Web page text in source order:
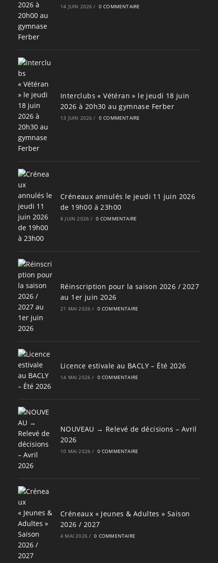
14 JUIN 2026 / 0 COMMENTAIRE
Interclubs « Vétéran » le jeudi 18 juin
2026 à 20h30 au gymnase Ferber
13 JUIN 2026 / 0 COMMENTAIRE
Créneaux annulés le jeudi 11 juin 2026
de 19h00 à 23h00
8 JUIN 2026 / 0 COMMENTAIRE
Réinscription pour la saison 2026 / 2027
au 1er juin 2026
21 MAI 2026 / 0 COMMENTAIRE
Licence estivale au BACLY – Été 2026
14 MAI 2026 / 0 COMMENTAIRE
NOUVEAU → Relevé de décisions – Avril
2026
10 MAI 2026 / 0 COMMENTAIRE
Créneaux « Jeunes & Adultes » Saison
2026 / 2027
4 MAI 2026 / 0 COMMENTAIRE